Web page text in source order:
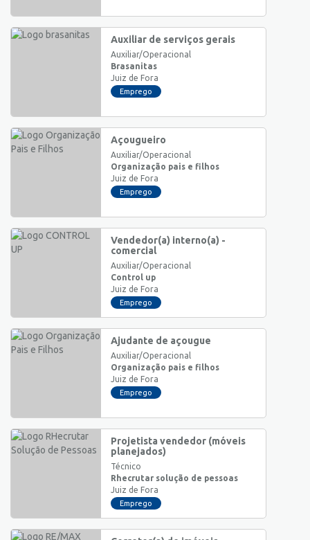
Auxiliar de serviços gerais
Auxiliar/Operacional
Brasanitas
Juiz de Fora
Emprego
Açougueiro
Auxiliar/Operacional
Organização pais e filhos
Juiz de Fora
Emprego
Vendedor(a) interno(a) -
comercial
Auxiliar/Operacional
Control up
Juiz de Fora
Emprego
Ajudante de açougue
Auxiliar/Operacional
Organização pais e filhos
Juiz de Fora
Emprego
Projetista vendedor (móveis
planejados)
Técnico
Rhecrutar solução de pessoas
Juiz de Fora
Emprego